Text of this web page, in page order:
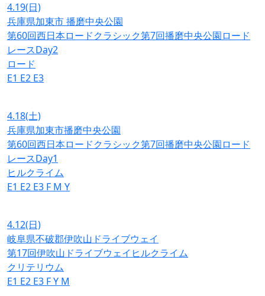
4.19(日)
兵庫県加東市 播磨中央公園
第60回西日本ロードクラシック第7回播磨中央公園ロード
レースDay2
ロード
E1 E2 E3
4.18(土)
兵庫県加東市播磨中央公園
第60回西日本ロードクラシック第7回播磨中央公園ロード
レースDay1
ヒルクライム
E1 E2 E3 F M Y
4.12(日)
岐阜県不破郡伊吹山ドライブウェイ
第17回伊吹山ドライブウェイヒルクライム
クリテリウム
E1 E2 E3 FY M